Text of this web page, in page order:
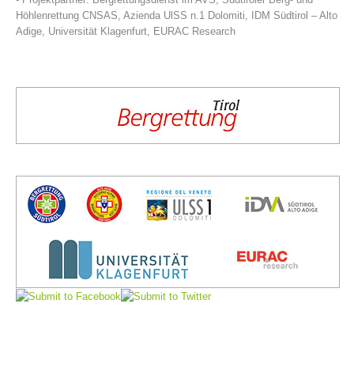
Vorstand
Höhlenrettung CNSAS, Azienda UlSS n.1 Dolomiti, IDM Südtirol – Alto
Adige, Universität Klagenfurt, EURAC Research